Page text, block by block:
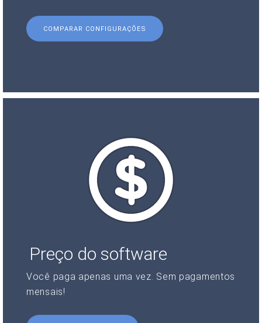
COMPARAR CONFIGURAÇÕES
Preço do software
Você paga apenas uma vez. Sem pagamentos
mensais!